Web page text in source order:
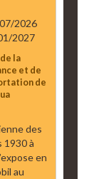
2026
2027
la
et de
de
des
1930 à
en
au